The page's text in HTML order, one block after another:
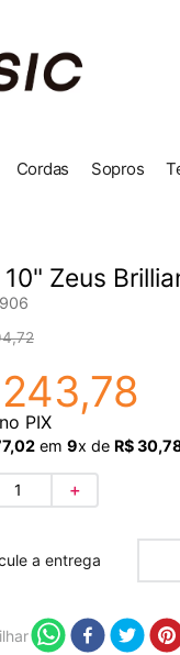
Cordas Sopros
Zeus
,72
243,78
PIX
,02 em 9x de R$30,
＋
sei meu CEP